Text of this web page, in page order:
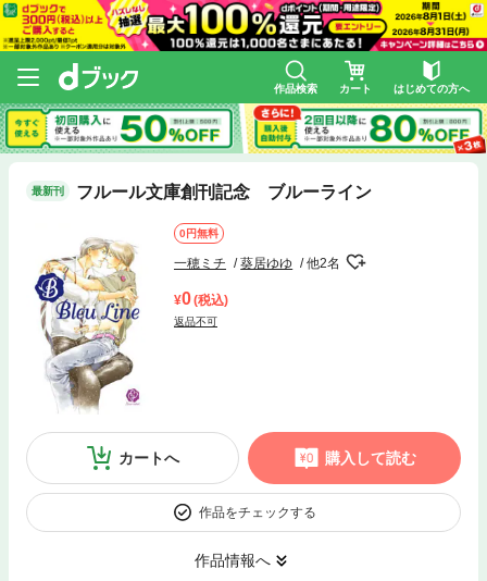
作品検索 カート はじめての方へ
最新刊 フルール文庫創刊記念 ブルーライン
0円無料
一穂ミチ 葵居ゆゆ 他2名
0(税込)
返品不可
カートへ 購入して読む
作品をチェックする
作品情報へ